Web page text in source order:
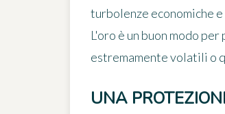
turbolenze economiche
L'oro è un buon modo
estremamente volatili o
UNA